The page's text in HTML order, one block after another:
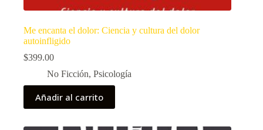
Me encanta el dolor: Ciencia y cultura del dolor
autoinfligido
$399.00
No Ficción, Psicología
Añadir al carrito